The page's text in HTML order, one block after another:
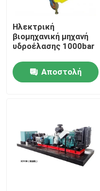
Σπίτι
Προϊόντα
Επισκεψή εργοστασίου
Ηλεκτρική
βιομηχανική μηχανή
υδροέλασης 1000bar
Αποστολή